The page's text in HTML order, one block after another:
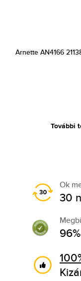
Arnette AN4166
További
Ok
30